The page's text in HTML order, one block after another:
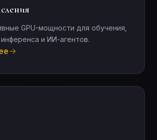
GPU-мощности для обучения,
инференса и ИИ-агентов.